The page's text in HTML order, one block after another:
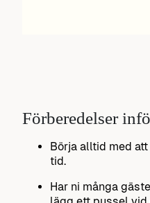
Förberedelser
Börja alltid med
tid.
Har ni många